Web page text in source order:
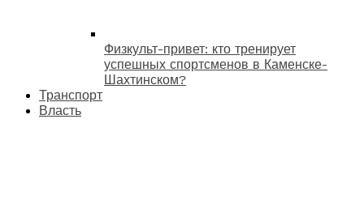
Физкульт-привет: кто тренирует
успешных спортсменов в Каменске-
Шахтинском?
Транспорт
Власть